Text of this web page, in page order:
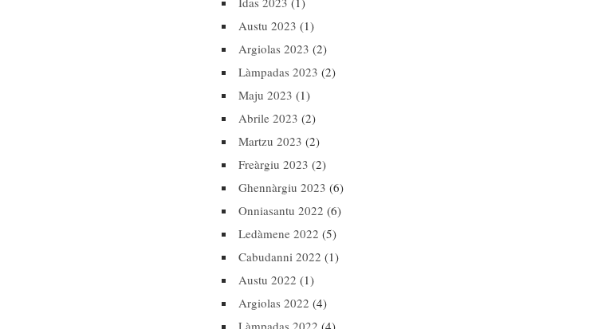
Austu 2023 (1)
Argiolas 2023 (2)
Làmpadas 2023 (2)
Maju 2023 (1)
Abrile 2023 (2)
Martzu 2023 (2)
Freàrgiu 2023 (2)
Ghennàrgiu 2023 (6)
Onniasantu 2022 (6)
Ledàmene 2022 (5)
Cabudanni 2022 (1)
Austu 2022 (1)
Argiolas 2022 (4)
Làmpadas 2022 (4)